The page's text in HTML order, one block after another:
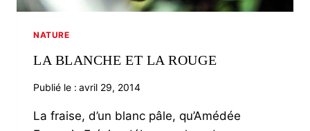
NATURE
LA BLANCHE ET LA ROUGE
Publié le : avril 29, 2014
La fraise, d’un blanc pâle, qu’Amédée